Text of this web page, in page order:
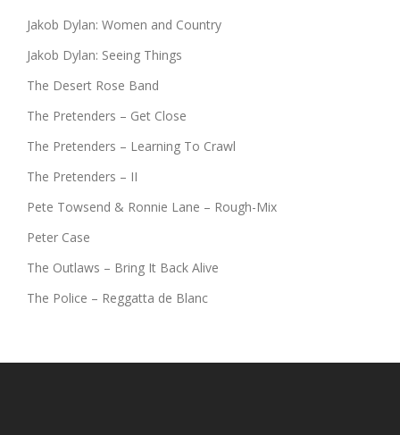
Jakob Dylan: Women and Country
Jakob Dylan: Seeing Things
The Desert Rose Band
The Pretenders – Get Close
The Pretenders – Learning To Crawl
The Pretenders – II
Pete Towsend & Ronnie Lane – Rough-Mix
Peter Case
The Outlaws – Bring It Back Alive
The Police – Reggatta de Blanc